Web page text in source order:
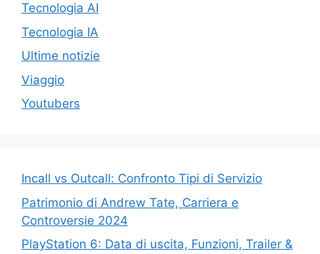
Tecnologia AI
Tecnologia IA
Ultime notizie
Viaggio
Youtubers
Incall vs Outcall: Confronto Tipi di Servizio
Patrimonio di Andrew Tate, Carriera e
Controversie 2024
PlayStation 6: Data di uscita, Funzioni, Trailer &